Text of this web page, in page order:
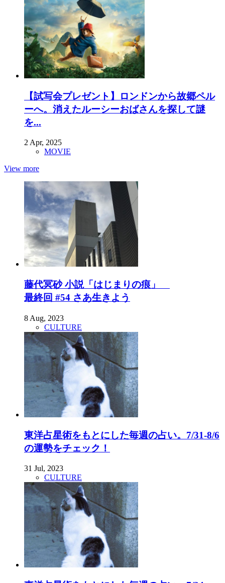
【試写会プレゼント】ロンドンから故郷ペル
ーへ。消えたルーシーおばさんを探して謎
を...
2 Apr, 2025
MOVIE
View more
藤代冥砂 小説「はじまりの痕」
最終回 #54 さあ生きよう
8 Aug, 2023
CULTURE
東洋占星術をもとにした毎週の占い。7/31-8/6
の運勢をチェック！
31 Jul, 2023
CULTURE